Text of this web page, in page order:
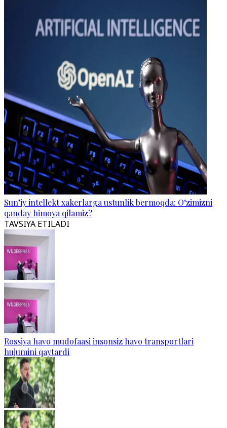
Sun’iy intellekt xakerlarga ustunlik bermoqda: O‘zimizni
qanday himoya qilamiz?
TAVSIYA ETILADI
Rossiya havo mudofaasi insonsiz havo transportlari
hujumini qaytardi